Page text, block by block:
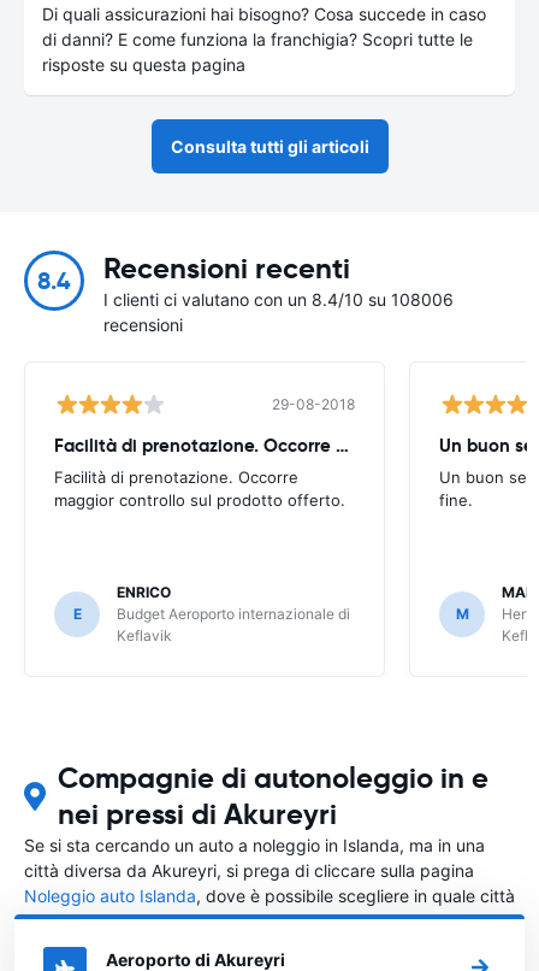
Di quali assicurazioni hai bisogno? Cosa succede in caso
di danni? E come funziona la franchigia? Scopri tutte le
risposte su questa pagina
Consulta tutti gli articoli
8.4 Recensioni recenti
I clienti ci valutano con un 8.4/10 su 108006
recensioni
29-08-2018
Facilità di prenotazione. Occorre maggior
Facilità di prenotazione. Occorre
maggior controllo sul prodotto offerto.
E
ENRICO
Budget Aeroporto internazionale di
Keflavik
Un buon
Un buon
fine.
M
Compagnie di autonoleggio in e
nei pressi di Akureyri
Se si sta cercando un auto a noleggio in Islanda, ma in una
città diversa da Akureyri, si prega di cliccare sulla pagina
Noleggio auto Islanda, dove è possibile scegliere in quale città
in Islanda si vuole noleggiare l'auto.
Aeroporto di Akureyri